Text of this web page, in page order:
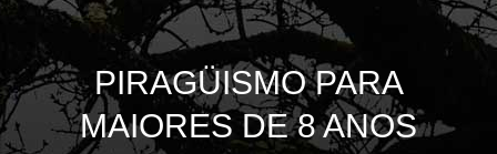
PIRAGÜISMO PARA
MAIORES DE 8 ANOS